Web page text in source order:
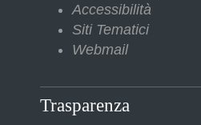
Accessibilità
Siti Tematici
Webmail
Trasparenza